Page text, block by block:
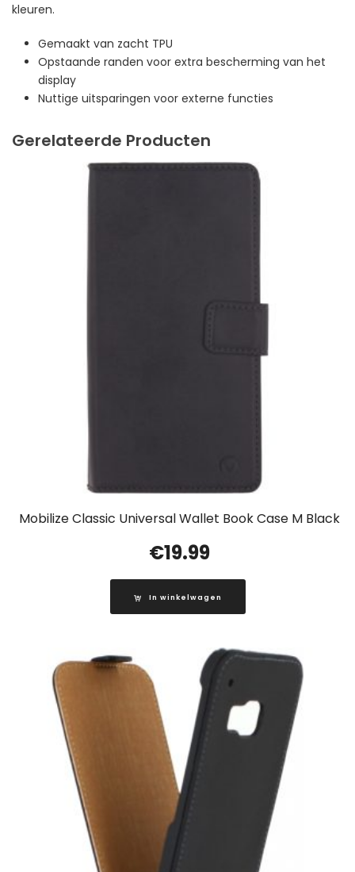
kleuren.
Gemaakt van zacht TPU
Opstaande randen voor extra bescherming van het
display
Nuttige uitsparingen voor externe functies
Gerelateerde Producten
Mobilize Classic Universal Wallet Book Case M Black
€19.99
In winkelwagen